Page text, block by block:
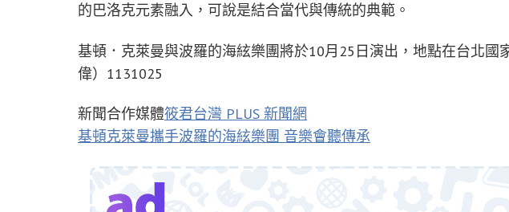
的巴洛克元素融入，可說是結合當代與傳統的典範。
基頓．克萊曼與波羅的海絃樂團將於10月25日演出，地點在台北國
偉）1131025
新聞合作媒體筱君台灣 PLUS 新聞網
基頓克萊曼攜手波羅的海絃樂團 音樂會聽傳承